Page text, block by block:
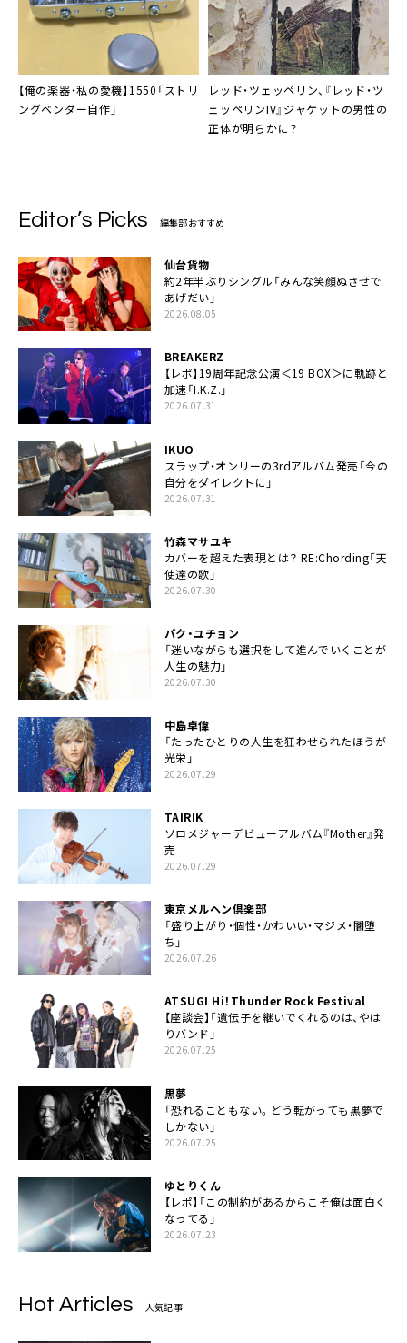
【俺の楽器・私の愛機】1550「ストリ
ングベンダー自作」
レッド・ツェッペリン、『レッド・ツ
ェッペリンIV』ジャケットの男性の
正体が明らかに？
Editor’s Picks 編集部おすすめ
仙台貨物
約2年半ぶりシングル「みんな笑顔ぬさせで
あげだい」
2026.08.05
BREAKERZ
【レポ】19周年記念公演＜19 BOX＞に軌跡と
加速「I.K.Z.」
2026.07.31
IKUO
スラップ・オンリーの3rdアルバム発売「今の
自分をダイレクトに」
2026.07.31
竹森マサユキ
カバーを超えた表現とは？ RE:Chording「天
使達の歌」
2026.07.30
パク・ユチョン
「迷いながらも選択をして進んでいくことが
人生の魅力」
2026.07.30
中島卓偉
「たったひとりの人生を狂わせられたほうが
光栄」
2026.07.29
TAIRIK
ソロメジャーデビューアルバム『Mother』発
売
2026.07.29
東京メルヘン倶楽部
「盛り上がり・個性・かわいい・マジメ・闇堕
ち」
2026.07.26
ATSUGI Hi！Thunder Rock Festival
【座談会】「遺伝子を継いでくれるのは、やは
りバンド」
2026.07.25
黒夢
「恐れることもない。どう転がっても黒夢で
しかない」
2026.07.25
ゆとりくん
【レポ】「この制約があるからこそ俺は面白く
なってる」
2026.07.23
Hot Articles 人気記事